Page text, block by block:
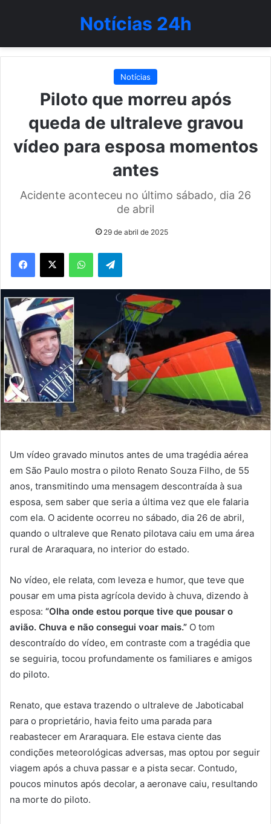
Notícias 24h
Notícias
Piloto que morreu após
queda de ultraleve gravou
vídeo para esposa momentos
antes
Acidente aconteceu no último sábado, dia 26
de abril
29 de abril de 2025
WhatsAppTelegram
Um vídeo gravado minutos antes de uma tragédia aérea
em São Paulo mostra o piloto Renato Souza Filho, de 55
anos, transmitindo uma mensagem descontraída à sua
esposa, sem saber que seria a última vez que ele falaria
com ela. O acidente ocorreu no sábado, dia 26 de abril,
quando o ultraleve que Renato pilotava caiu em uma área
rural de Araraquara, no interior do estado.
No vídeo, ele relata, com leveza e humor, que teve que
pousar em uma pista agrícola devido à chuva, dizendo à
esposa: “Olha onde estou porque tive que pousar o
avião. Chuva e não consegui voar mais.” O tom
descontraído do vídeo, em contraste com a tragédia que
se seguiria, tocou profundamente os familiares e amigos
do piloto.
Renato, que estava trazendo o ultraleve de Jaboticabal
para o proprietário, havia feito uma parada para
reabastecer em Araraquara. Ele estava ciente das
condições meteorológicas adversas, mas optou por seguir
viagem após a chuva passar e a pista secar. Contudo,
poucos minutos após decolar, a aeronave caiu, resultando
na morte do piloto.